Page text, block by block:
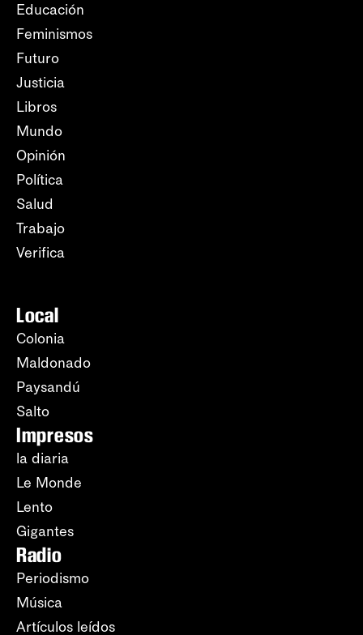
Educación
Feminismos
Futuro
Justicia
Libros
Mundo
Opinión
Política
Salud
Trabajo
Verifica
Local
Colonia
Maldonado
Paysandú
Salto
Impresos
la diaria
Le Monde
Lento
Gigantes
Radio
Periodismo
Música
Artículos leídos